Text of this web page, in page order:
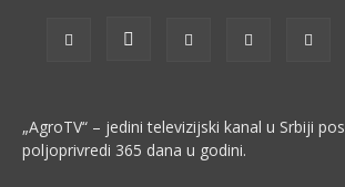
„AgroTV“ – jedini televizijski kanal u Srbiji
poljoprivredi 365 dana u godini.